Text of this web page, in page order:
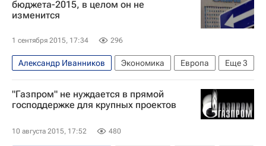
бюджета-2015, в целом он не
изменится
1 сентября 2015, 17:34 296
Еще3
Александр Иванников Экономика
Европа
Весь мир
Газпром Россия
"Газпром" не нуждается в прямой
господдержке для крупных проектов
10 августа 2015, 17:52 480